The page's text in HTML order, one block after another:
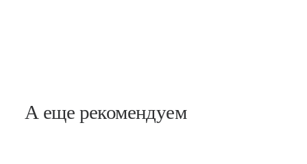
А еще рекомендуем